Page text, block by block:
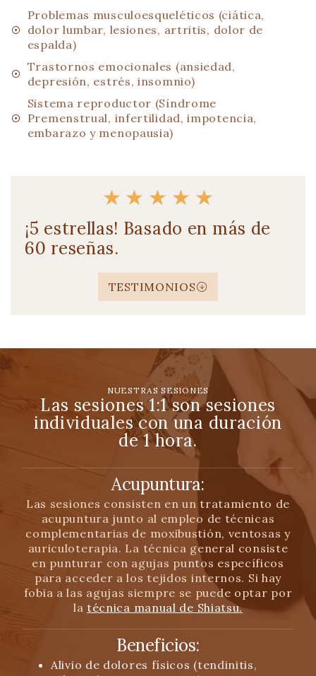
Problemas musculoesqueléticos (ciática,
dolor lumbar, lesiones, artritis, dolor de
espalda)
Trastornos emocionales (ansiedad,
depresión, estrés, insomnio)
Sistema reproductor (Síndrome
Premenstrual, infertilidad, impotencia,
embarazo y menopausia)
★ ★ ★ ★ ★
¡5 estrellas! Basado en más de
60 reseñas.
TESTIMONIOS
NUESTRAS SESIONES
Las sesiones 1:1 son sesiones
individuales con una duración
de 1 hora.
Acupuntura:
Las sesiones consisten en un tratamiento de
acupuntura junto al empleo de técnicas
complementarias de moxibustión, ventosas y
auriculoterapia. La técnica general consiste
en punturar con agujas puntos específicos
para acceder a los tejidos internos. Si hay
fobia a las agujas siempre se puede optar por
la técnica manual de Shiatsu.
Beneficios:
Alivio de dolores físicos (tendinitis,